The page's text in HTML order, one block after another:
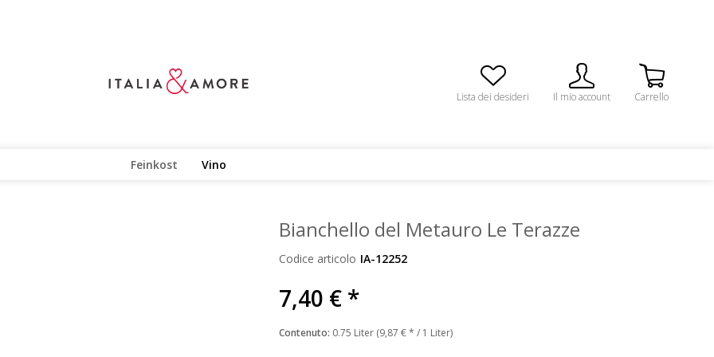
Lista dei desideri Il mio account Carrello
Feinkost Vino
Bianchello del Metauro Le Terazze
Codice articolo IA-12252
7,40 € *
Contenuto: 0.75 Liter (9,87 € * / 1 Liter)